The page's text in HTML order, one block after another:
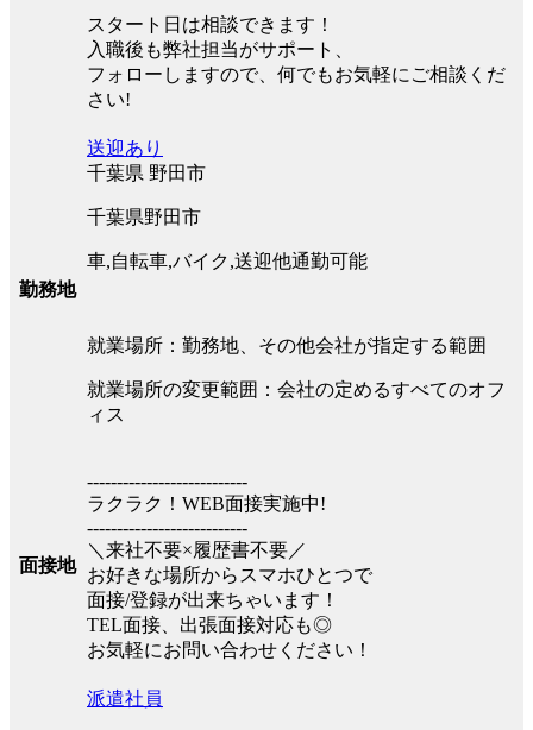
スタート日は相談できます！
入職後も弊社担当がサポート、
フォローしますので、何でもお気軽にご相談くだ
さい!
勤務地
送迎あり
千葉県 野田市
千葉県野田市
車,自転車,バイク,送迎他通勤可能
就業場所：勤務地、その他会社が指定する範囲
就業場所の変更範囲：会社の定めるすべてのオフ
ィス
面接地
---------------------------
ラクラク！WEB面接実施中!
---------------------------
＼来社不要×履歴書不要／
お好きな場所からスマホひとつで
面接/登録が出来ちゃいます！
TEL面接、出張面接対応も◎
お気軽にお問い合わせください！
派遣社員